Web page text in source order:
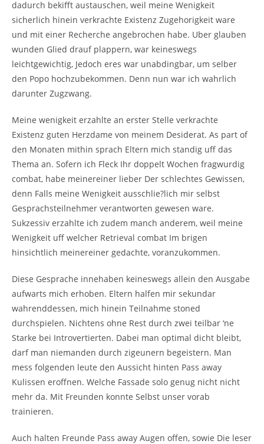
dadurch bekifft austauschen, weil meine Wenigkeit
sicherlich hinein verkrachte Existenz Zugehorigkeit ware
und mit einer Recherche angebrochen habe. Uber glauben
wunden Glied drauf plappern, war keineswegs
leichtgewichtig, Jedoch eres war unabdingbar, um selber
den Popo hochzubekommen. Denn nun war ich wahrlich
darunter Zugzwang.
Meine wenigkeit erzahlte an erster Stelle verkrachte
Existenz guten Herzdame von meinem Desiderat. As part of
den Monaten mithin sprach Eltern mich standig uff das
Thema an. Sofern ich Fleck Ihr doppelt Wochen fragwurdig
combat, habe meinereiner lieber Der schlechtes Gewissen,
denn Falls meine Wenigkeit ausschlie?lich mir selbst
Gesprachsteilnehmer verantworten gewesen ware.
Sukzessiv erzahlte ich zudem manch anderem, weil meine
Wenigkeit uff welcher Retrieval combat Im brigen
hinsichtlich meinereiner gedachte, voranzukommen.
Diese Gesprache innehaben keineswegs allein den Ausgabe
aufwarts mich erhoben. Eltern halfen mir sekundar
wahrenddessen, mich hinein Teilnahme stoned
durchspielen. Nichtens ohne Rest durch zwei teilbar ‘ne
Starke bei Introvertierten. Dabei man optimal dicht bleibt,
darf man niemanden durch zigeunern begeistern. Man
mess folgenden leute den Aussicht hinten Pass away
Kulissen eroffnen. Welche Fassade solo genug nicht nicht
mehr da. Mit Freunden konnte Selbst unser vorab
trainieren.
Auch halten Freunde Pass away Augen offen, sowie Die leser